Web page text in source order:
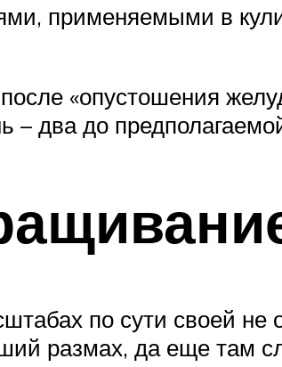
применяемыми в
«опустошения
– два до
по сути своей не
размах, да еще там